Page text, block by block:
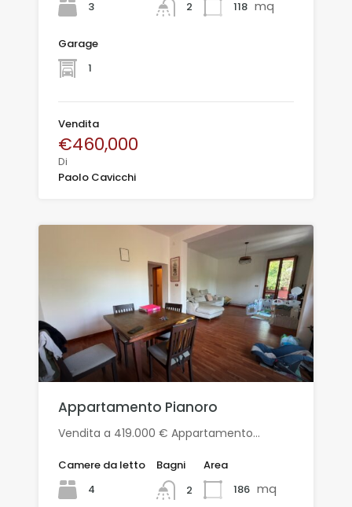
3
2
118 mq
Garage
1
Vendita
€460,000
Di
Paolo Cavicchi
Appartamento Pianoro
Vendita a 419.000 € Appartamento…
Camere da letto
4
Bagni
2
Area
186 mq